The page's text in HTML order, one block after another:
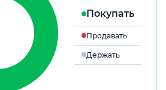
Покупать
Продавать
Держать